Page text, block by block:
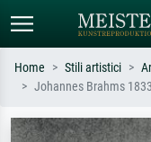
Cerca per artista, titolo o
Home Stili artistici
Johannes Brahms